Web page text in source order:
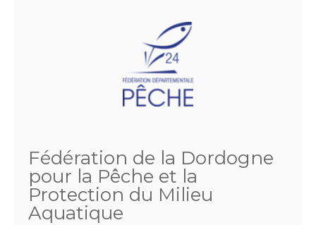
Fédération de la Dordogne
pour la Pêche et la
Protection du Milieu
Aquatique